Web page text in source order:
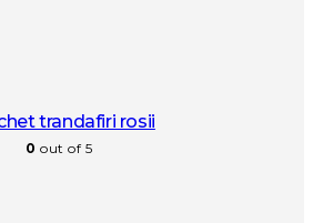
trandafiri rosii
0 out of 5